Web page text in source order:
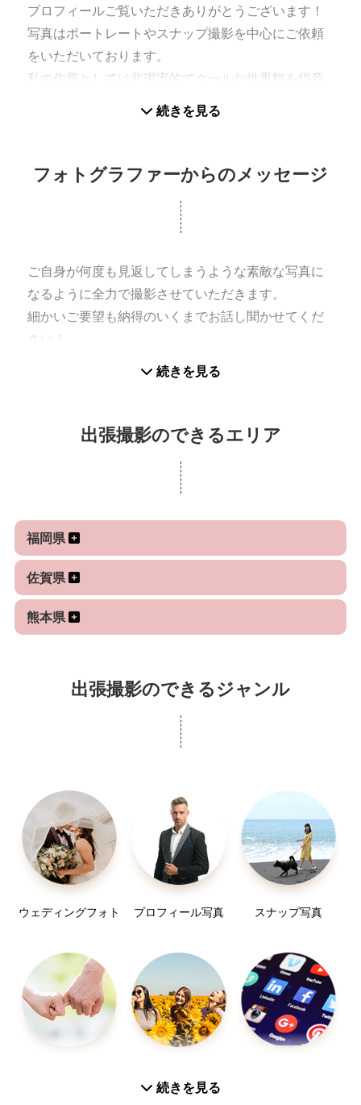
プロフィールご覧いただきありがとうございます！
写真はポートレートやスナップ撮影を中心にご依頼
をいただいております。
私の作風としては非現実的でクールな世界観を得意
としておりますので、SNSプロフィール写真やコス
プレイヤーさんなどに合うと思います！
婚さんの記念撮影などの人物撮影はお任せくださ
福岡を中心に活動しております。
続きを見る
フォトグラファーからのメッセージ
ご自身が何度も見返してしまうような素敵な写真に
なるように全力で撮影させていただきます。
細かいご要望も納得のいくまでお話し聞かせてくだ
さい！
肌補正、スタイル補正、目の大きさや輪郭補正など
も何でも対応可能です。
よろしくお願いします。
続きを見る
出張撮影のできるエリア
福岡県
佐賀県
熊本県
出張撮影のできるジャンル
ウェディングフォト プロフィール写真 スナップ写真
続きを見る